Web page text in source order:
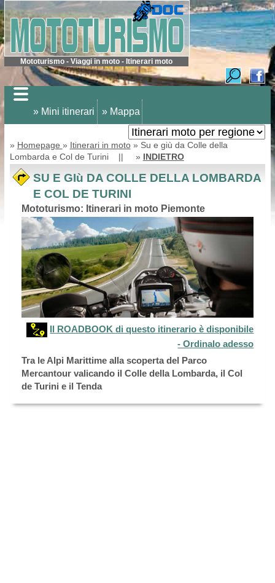
Mototurismo - Viaggi in moto - Itinerari moto
» Mini itinerari » Mappa
» Homepage » Itinerari in moto» Su e giù da Colle della
Lombarda e Col de Turini || » INDIETRO
SU E GIù DA COLLE DELLA LOMBARDA
E COL DE TURINI
Mototurismo: Itinerari in moto Piemonte
Il ROADBOOK di questo itinerario è disponibile
- Ordinalo adesso
Tra le Alpi Marittime alla scoperta del Parco
Mercantour valicando il Colle della Lombarda, il Col
de Turini e il Tenda